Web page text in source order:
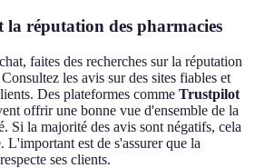
la réputation des pharmacies
faites des recherches sur la réputation
les avis sur des sites fiables et
Des plateformes comme Trustpilot
offrir une bonne vue d'ensemble de la
Si la majorité des avis sont négatifs, cela
L'important est de s'assurer que la
ses clients.